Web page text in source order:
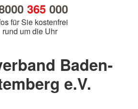
365000
für Sie kostenfrei
rund um die Uhr
Baden-
e.V.